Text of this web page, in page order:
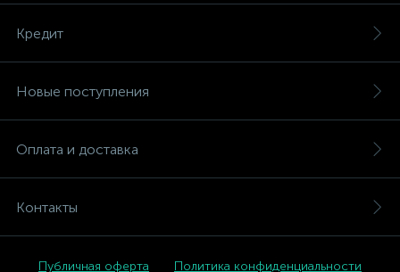
Кредит
Новые поступления
Оплата и доставка
Контакты
Публичная оферта Политика конфиденциальности